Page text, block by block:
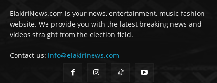
ElakiriNews.com is your news, entertainment, music fashion
website. We provide you with the latest breaking news and
videos straight from the election field.
Contact us: info@elakirinews.com